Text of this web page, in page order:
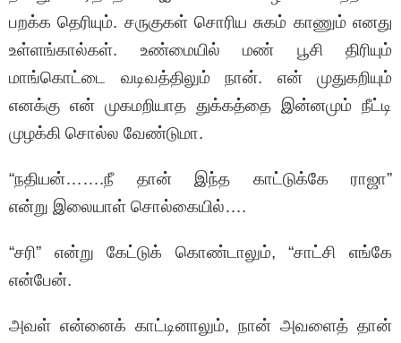
பறக்க தெரியும். சருகுகள் சொரிய சுகம் காணும் எனது
உள்ளங்கால்கள். உண்மையில் மண் பூசி திரியும்
மாங்கொட்டை வடிவத்திலும் நான். என் முதுகறியும்
எனக்கு என் முகமறியாத துக்கத்தை இன்னமும் நீட்டி
முழக்கி சொல்ல வேண்டுமா.
“நதியன்…….நீ தான் இந்த காட்டுக்கே ராஜா”
என்று இலையாள் சொல்கையில்….
“சரி” என்று கேட்டுக் கொண்டாலும், “சாட்சி எங்கே
என்பேன்.
அவள் என்னைக் காட்டினாலும், நான் அவளைத் தான்